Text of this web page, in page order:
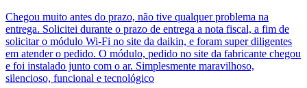
Chegou muito antes do prazo, não tive qualquer problema na
entrega. Solicitei durante o prazo de entrega a nota fiscal, a fim de
solicitar o módulo Wi-Fi no site da daikin, e foram super diligentes
em atender o pedido. O módulo, pedido no site da fabricante chegou
e foi instalado junto com o ar. Simplesmente maravilhoso,
silencioso, funcional e tecnológico